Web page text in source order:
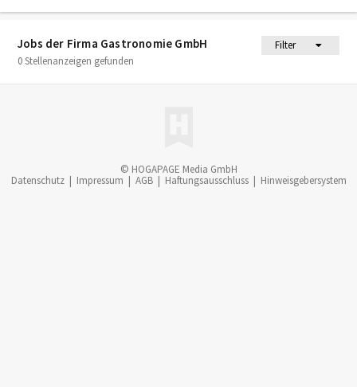
Jobs der Firma Gastronomie GmbH
Filter
0 Stellenanzeigen gefunden
© HOGAPAGE Media GmbH
Datenschutz | Impressum | AGB | Haftungsausschluss | Hinweisgebersystem